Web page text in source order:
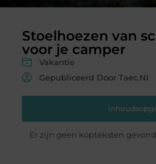
Stoelhoezen van
voor je camper
Vakantie
Gepubliceerd Door Taec.nl
Er zijn geen kopteksten